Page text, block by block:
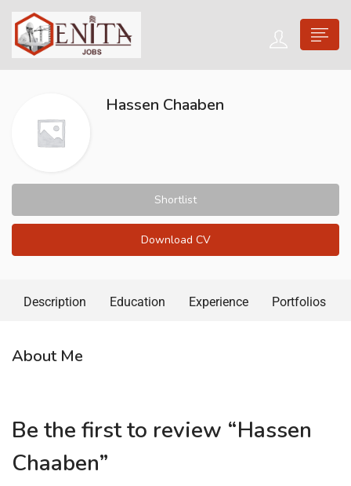
Hassen Chaaben
Shortlist
Download CV
Description Education Experience Portfolios
About Me
Be the first to review “Hassen
Chaaben”